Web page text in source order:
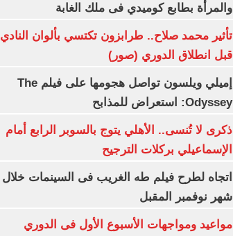
والمرأة بطابع كوميدي فى ملك الغابة
تأثير محمد صلاح.. طرابزون تكتسي بألوان النادي
قبل انطلاق الدوري (صور)
إميلي ويلسون تواصل هجومها على فيلم The
Odyssey: استعراض للمذابح
ذكرى لا تُنسى.. الأهلي يتوج بالسوبر الرابع أمام
الإسماعيلي بركلات الترجيح
اتجاه لطرح فيلم طه الغريب فى السينمات خلال
شهر نوفمبر المقبل
مواعيد ومواجهات الأسبوع الأول فى الدوري